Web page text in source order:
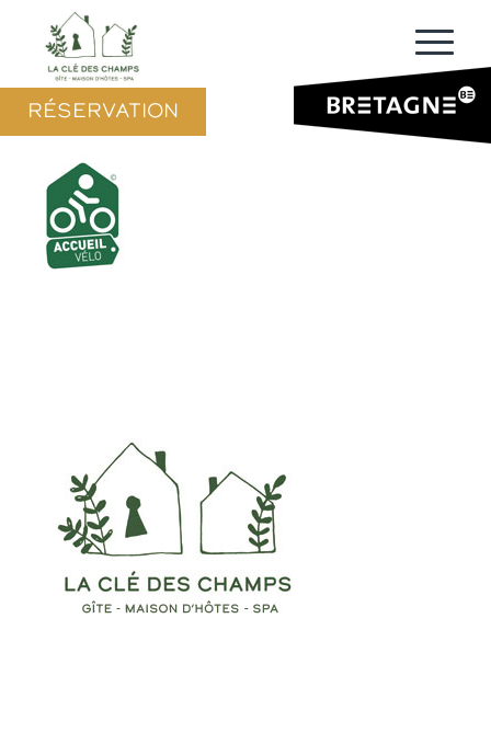
RÉSERVATION